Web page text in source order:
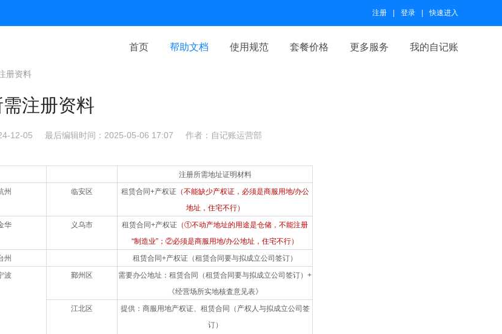
注册 登录 快速进入
首页 帮助文档 使用规范 套餐价格 更多服务 我的自记账
册资料
注册资料
12-05 最后编辑时间：2025-05-06 17:07 作者：自记账运营部
注册所需地址证明材料
州 临安区 租赁合同+产权证（不能缺少产权证，必须是商服用地/办公
地址，住宅不行）
华
义乌市 租赁合同+产权证 （①不动产地址的用途是仓储，不能注册
“制造业”；②必须是商服用地/办公地址，住宅不行）
州
租赁合同+产权证（租赁合同要与拟成立公司签订）
波
鄞州区 需要办公地址：租赁合同 （租赁合同要与拟成立公司签订） +
《经营场所实地核査意见表》
江北区
提供：商服用地产权证、租赁合同（产权人与拟成立公司签
订）